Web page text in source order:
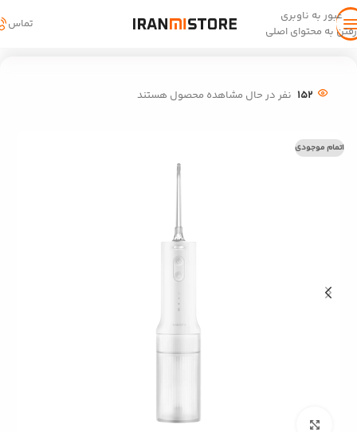
عبور به ناوبری
رفتن به محتوای اصلی
تماس
خانه
دسته-بندی-نشده
152 نفر در حال مشاهده محصول هستند
اتمام موجودی